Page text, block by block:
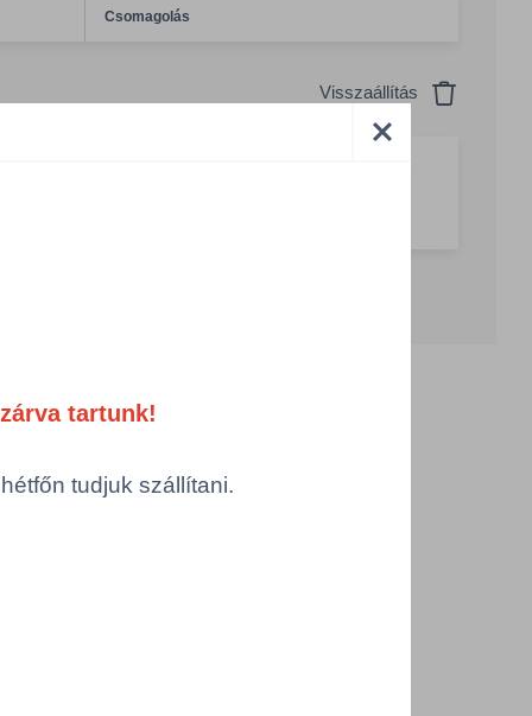
Csomagolás
Visszaállítás
tartunk!
tudjuk szállítani.